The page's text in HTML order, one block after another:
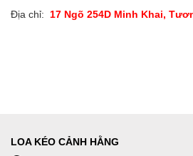
Địa chỉ: 17 Ngõ 254D Minh Khai,
LOA KÉO CẢNH HẰNG